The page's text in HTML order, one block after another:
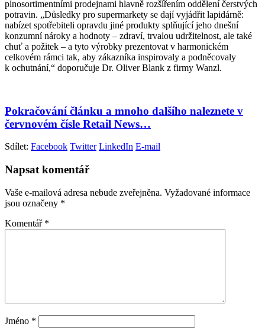
plnosortimentními prodejnami hlavně rozšířením oddělení čerstvých
potravin. „Důsledky pro supermarkety se dají vyjádřit lapidárně:
nabízet spotřebiteli opravdu jiné produkty splňující jeho dnešní
konzumní nároky a hodnoty – zdraví, trvalou udržitelnost, ale také
chuť a požitek – a tyto výrobky prezentovat v harmonickém
celkovém rámci tak, aby zákazníka inspirovaly a podněcovaly
k ochutnání,“ doporučuje Dr. Oliver Blank z firmy Wanzl.
Pokračování článku a mnoho dalšího naleznete v
červnovém čísle Retail News…
Sdílet: Facebook Twitter LinkedIn E-mail
Napsat komentář
Vaše e-mailová adresa nebude zveřejněna. Vyžadované informace
jsou označeny *
Komentář *
Jméno *